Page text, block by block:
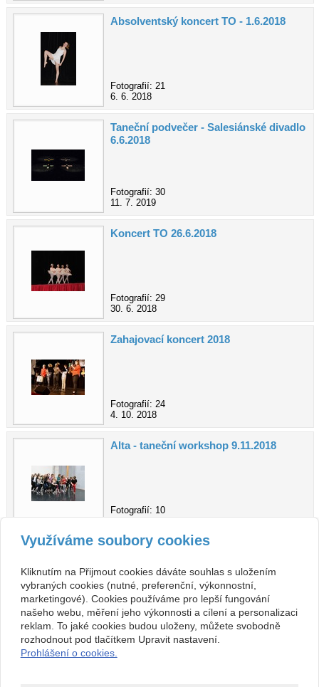
Absolventský koncert TO - 1.6.2018
Fotografií: 21
6. 6. 2018
Taneční podvečer - Salesiánské divadlo
6.6.2018
Fotografií: 30
11. 7. 2019
Koncert TO 26.6.2018
Fotografií: 29
30. 6. 2018
Zahajovací koncert 2018
Fotografií: 24
4. 10. 2018
Alta - taneční workshop 9.11.2018
Fotografií: 10
10. 11. 2018
Kontakt
Základní umělecká škola
Komenského 189, 27101
Nové Strašecí
47013729
+420 313 572 441
info@zusnovestraseci.cz
Využíváme soubory cookies
Kliknutím na Přijmout cookies dáváte souhlas s uložením
vybraných cookies (nutné, preferenční, výkonnostní,
marketingové). Cookies používáme pro lepší fungování
našeho webu, měření jeho výkonnosti a cílení a personalizaci
reklam. To jaké cookies budou uloženy, můžete svobodně
rozhodnout pod tlačítkem Upravit nastavení.
Prohlášení o cookies.